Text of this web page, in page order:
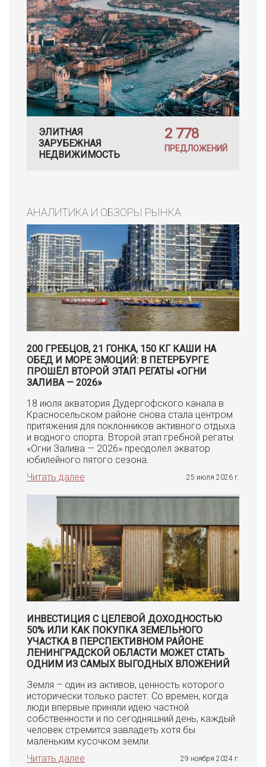
ЭЛИТНАЯ
ЗАРУБЕЖНАЯ
НЕДВИЖИМОСТЬ
2 778
ПРЕДЛОЖЕНИЙ
АНАЛИТИКА И ОБЗОРЫ РЫНКА
200 ГРЕБЦОВ, 21 ГОНКА, 150 КГ КАШИ НА
ОБЕД И МОРЕ ЭМОЦИЙ: В ПЕТЕРБУРГЕ
ПРОШЁЛ ВТОРОЙ ЭТАП РЕГАТЫ «ОГНИ
ЗАЛИВА — 2026»
18 июля акватория Дудергофского канала в
Красносельском районе снова стала центром
притяжения для поклонников активного отдыха
и водного спорта. Второй этап гребной регаты
«Огни Залива — 2026» преодолел экватор
юбилейного пятого сезона.
Читать далее
25 июля 2026 г.
ИНВЕСТИЦИЯ С ЦЕЛЕВОЙ ДОХОДНОСТЬЮ
50% ИЛИ КАК ПОКУПКА ЗЕМЕЛЬНОГО
УЧАСТКА В ПЕРСПЕКТИВНОМ РАЙОНЕ
ЛЕНИНГРАДСКОЙ ОБЛАСТИ МОЖЕТ СТАТЬ
ОДНИМ ИЗ САМЫХ ВЫГОДНЫХ ВЛОЖЕНИЙ
Земля – один из активов, ценность которого
исторически только растет. Со времен, когда
люди впервые приняли идею частной
собственности и по сегодняшний день, каждый
человек стремится завладеть хотя бы
маленьким кусочком земли.
Читать далее
29 ноября 2024 г.